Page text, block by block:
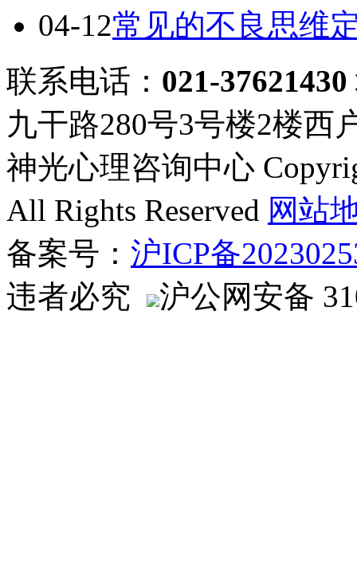
04-12常见的不良思维
联系电话： 021-37621430
九干路280号3号楼2楼西
神光心理咨询中心
All Rights Reserved 网站
备案号： 沪ICP备
违者必究
沪公网安备